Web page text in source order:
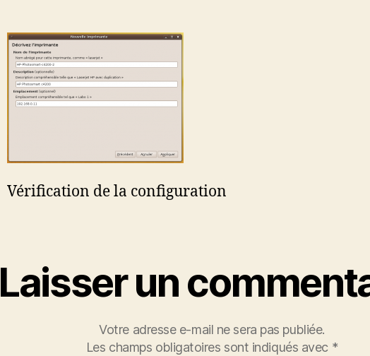
Vérification de la configuration
Laisser un
Votre adresse e-mail ne sera pas publiée.
Les champs obligatoires sont indiqués avec *